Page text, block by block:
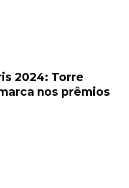
2024: Torre
nos prêmios